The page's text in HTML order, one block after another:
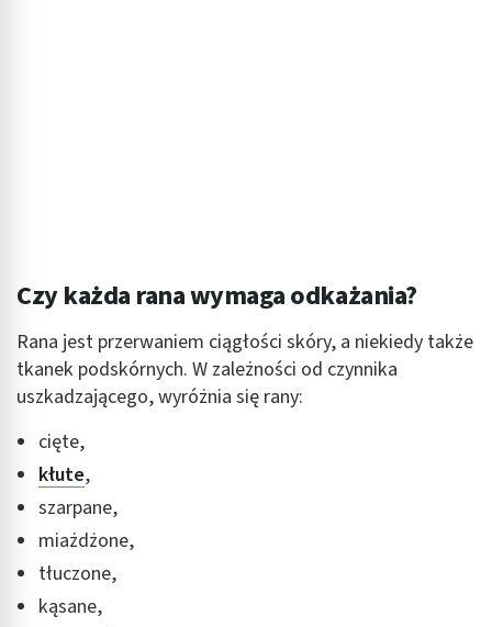
Czy każda rana wymaga odkażania?
Rana jest przerwaniem ciągłości skóry, a niekiedy także
tkanek podskórnych. W zależności od czynnika
uszkadzającego, wyróżnia się rany:
cięte,
kłute,
szarpane,
miażdżone,
tłuczone,
kąsane,